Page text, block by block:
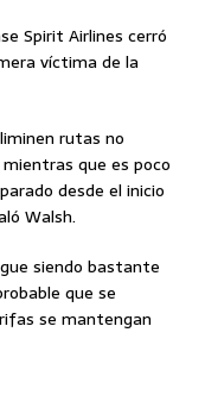
Spirit Airlines cerró
víctima de la
rutas no
que es poco
desde el inicio
Walsh.
siendo bastante
que se
se mantengan